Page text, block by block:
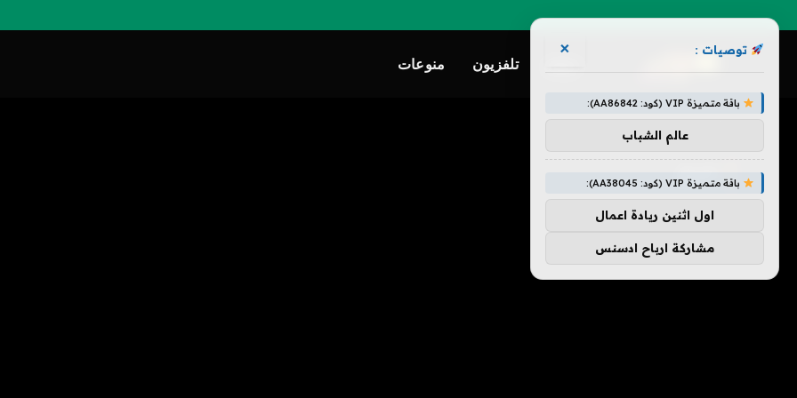
تلفزيون منوعات
الرئيسية » تاريخ
تاريخ
توصيات : ×
باقة متميزة VIP (كود: AA86842):
عالم الشباب
باقة متميزة VIP (كود: AA38045):
اول اثنين ريادة اعمال
مشاركة ارباح ادسنس